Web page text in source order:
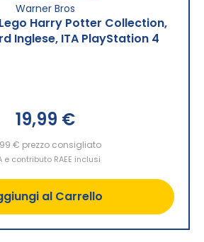
Warner Bros
Harry Potter Collection,
Inglese, ITA PlayStation 4
19,99 €
€ prezzo consigliato
e contributo RAEE inclusi
al Carrello